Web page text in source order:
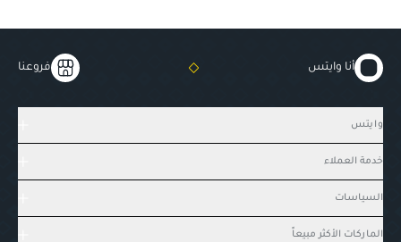
أنا وايتس فروعنا
وايتس
خدمة العملاء
السياسات
الماركات الأكثر مبيعاً